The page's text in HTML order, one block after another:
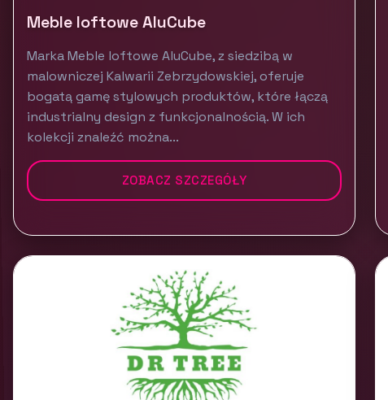
Meble loftowe AluCube
Marka Meble loftowe AluCube, z siedzibą w
malowniczej Kalwarii Zebrzydowskiej, oferuje
bogatą gamę stylowych produktów, które łączą
industrialny design z funkcjonalnością. W ich
kolekcji znaleźć można...
ZOBACZ SZCZEGÓŁY